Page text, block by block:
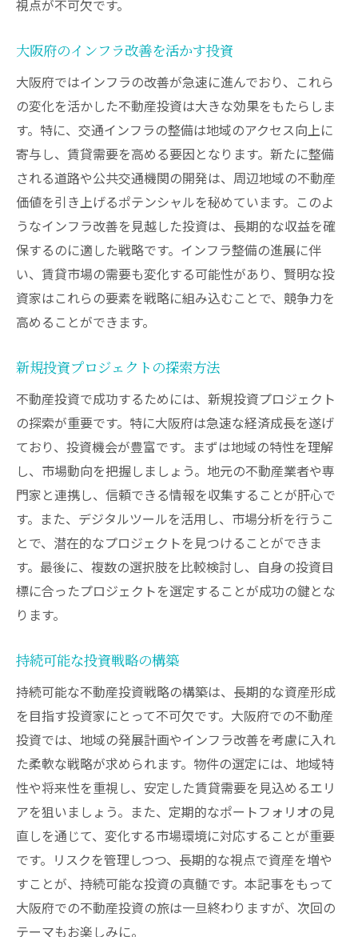
視点が不可欠です。
大阪府のインフラ改善を活かす投資
大阪府ではインフラの改善が急速に進んでおり、これら
の変化を活かした不動産投資は大きな効果をもたらしま
す。特に、交通インフラの整備は地域のアクセス向上に
寄与し、賃貸需要を高める要因となります。新たに整備
される道路や公共交通機関の開発は、周辺地域の不動産
価値を引き上げるポテンシャルを秘めています。このよ
うなインフラ改善を見越した投資は、長期的な収益を確
保するのに適した戦略です。インフラ整備の進展に伴
い、賃貸市場の需要も変化する可能性があり、賢明な投
資家はこれらの要素を戦略に組み込むことで、競争力を
高めることができます。
新規投資プロジェクトの探索方法
不動産投資で成功するためには、新規投資プロジェクト
の探索が重要です。特に大阪府は急速な経済成長を遂げ
ており、投資機会が豊富です。まずは地域の特性を理解
し、市場動向を把握しましょう。地元の不動産業者や専
門家と連携し、信頼できる情報を収集することが肝心で
す。また、デジタルツールを活用し、市場分析を行うこ
とで、潜在的なプロジェクトを見つけることができま
す。最後に、複数の選択肢を比較検討し、自身の投資目
標に合ったプロジェクトを選定することが成功の鍵とな
ります。
持続可能な投資戦略の構築
持続可能な不動産投資戦略の構築は、長期的な資産形成
を目指す投資家にとって不可欠です。大阪府での不動産
投資では、地域の発展計画やインフラ改善を考慮に入れ
た柔軟な戦略が求められます。物件の選定には、地域特
性や将来性を重視し、安定した賃貸需要を見込めるエリ
アを狙いましょう。また、定期的なポートフォリオの見
直しを通じて、変化する市場環境に対応することが重要
です。リスクを管理しつつ、長期的な視点で資産を増や
すことが、持続可能な投資の真髄です。本記事をもって
大阪府での不動産投資の旅は一旦終わりますが、次回の
テーマもお楽しみに。